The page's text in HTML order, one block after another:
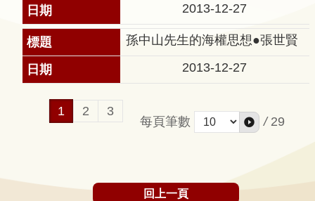
施
2013-12-27
孫中山先生的海權思想●張世賢
2013-12-27
1 2 3
每頁筆數 / 29
回上一頁